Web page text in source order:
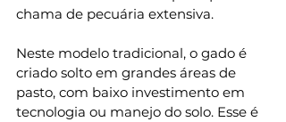
chama de pecuária extensiva.
Neste modelo tradicional, o gado é
criado solto em grandes áreas de
pasto, com baixo investimento em
tecnologia ou manejo do solo. Esse é